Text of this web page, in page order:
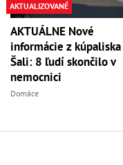
AKTUALIZOVANÉ
AKTUÁLNE Nové
informácie z
Šali: 8 ľudí skončilo v
nemocnici
Domáce